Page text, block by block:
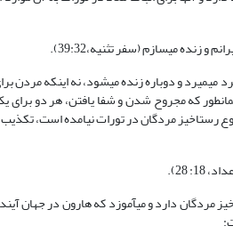
می‏سازم (سفر تثنیه،39:32).
و دوباره زنده می‏شود، نه اینکه مردن
که مجروح شدن و شفا یافتن، هر دو
28).
مردگان دارد و می‏آموزد که هارون در جهان